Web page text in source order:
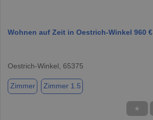
Wohnen auf Zeit in Oestrich-Winkel 960 €
Oestrich-Winkel, 65375
Zimmer Zimmer 1.5
★